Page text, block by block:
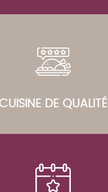
CUISINE DE QUALITÉ